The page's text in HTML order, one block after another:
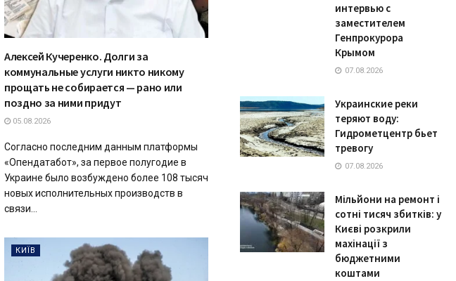
Алексей Кучеренко. Долги за
коммунальные услуги никто никому
прощать не собирается — рано или
поздно за ними придут
05.08.2026
Согласно последним данным платформы
«Опендатабот», за первое полугодие в
Украине было возбуждено более 108 тысяч
новых исполнительных производств в
связи...
КИЇВ
интервью с
заместителем
Генпрокурора
Крымом
07.08.2026
Украинские реки
теряют воду:
Гидрометцентр бьет
тревогу
07.08.2026
Мільйони на ремонт і
сотні тисяч збитків: у
Києві розкрили
махінації з
бюджетними
коштами